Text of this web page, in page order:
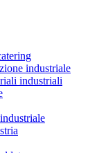
industriale
industriali